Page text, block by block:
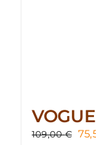
109,00€ El